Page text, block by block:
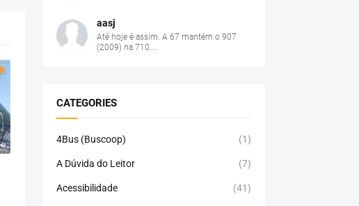
aasj
Até hoje é assim. A 67 mantém o 907
(2009) na 710....
CATEGORIES
4Bus (Buscoop) (1)
A Dúvida do Leitor (7)
Acessibilidade (41)